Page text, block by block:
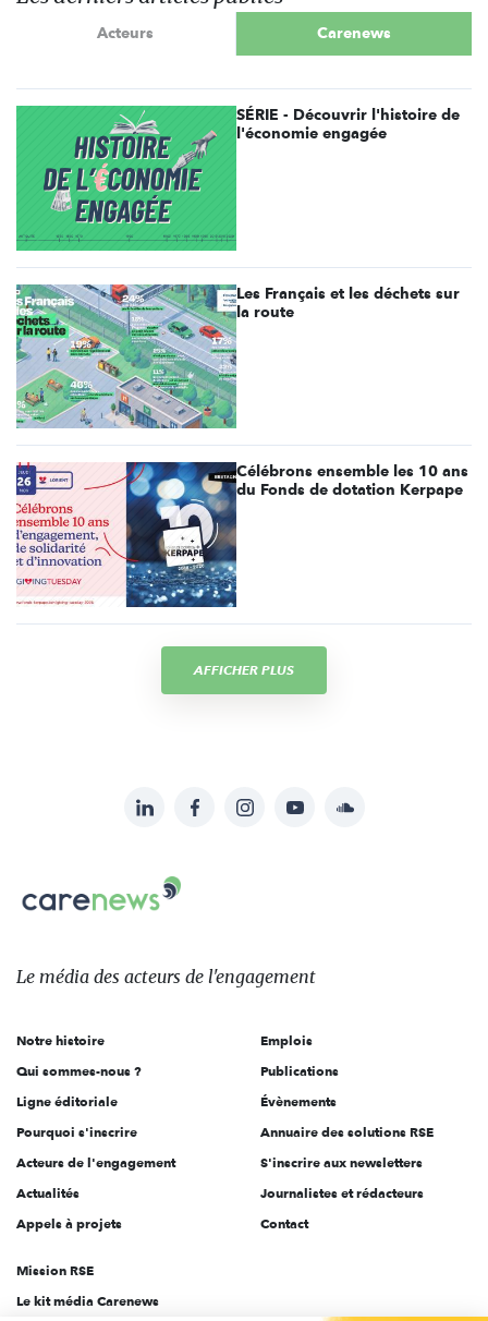
Acteurs Carenews
SÉRIE - Découvrir l'histoire de
l'économie engagée
Les Français et les déchets sur
la route
Célébrons ensemble les 10 ans
du Fonds de dotation Kerpape
AFFICHER PLUS
sur:
LinkedInFacebookInstagramYouTubeSoundcloud
Carenews,
Le
des
l'engagement
Le média des acteurs de l'engagement
Notre histoire
Qui sommes-nous ?
Ligne éditoriale
Pourquoi s'inscrire
Acteurs de l'engagement
Actualités
Appels à projets
Emplois
Publications
Évènements
Annuaire des solutions RSE
S'inscrire aux newsletters
Journalistes et rédacteurs
Contact
Mission RSE
Le kit média Carenews